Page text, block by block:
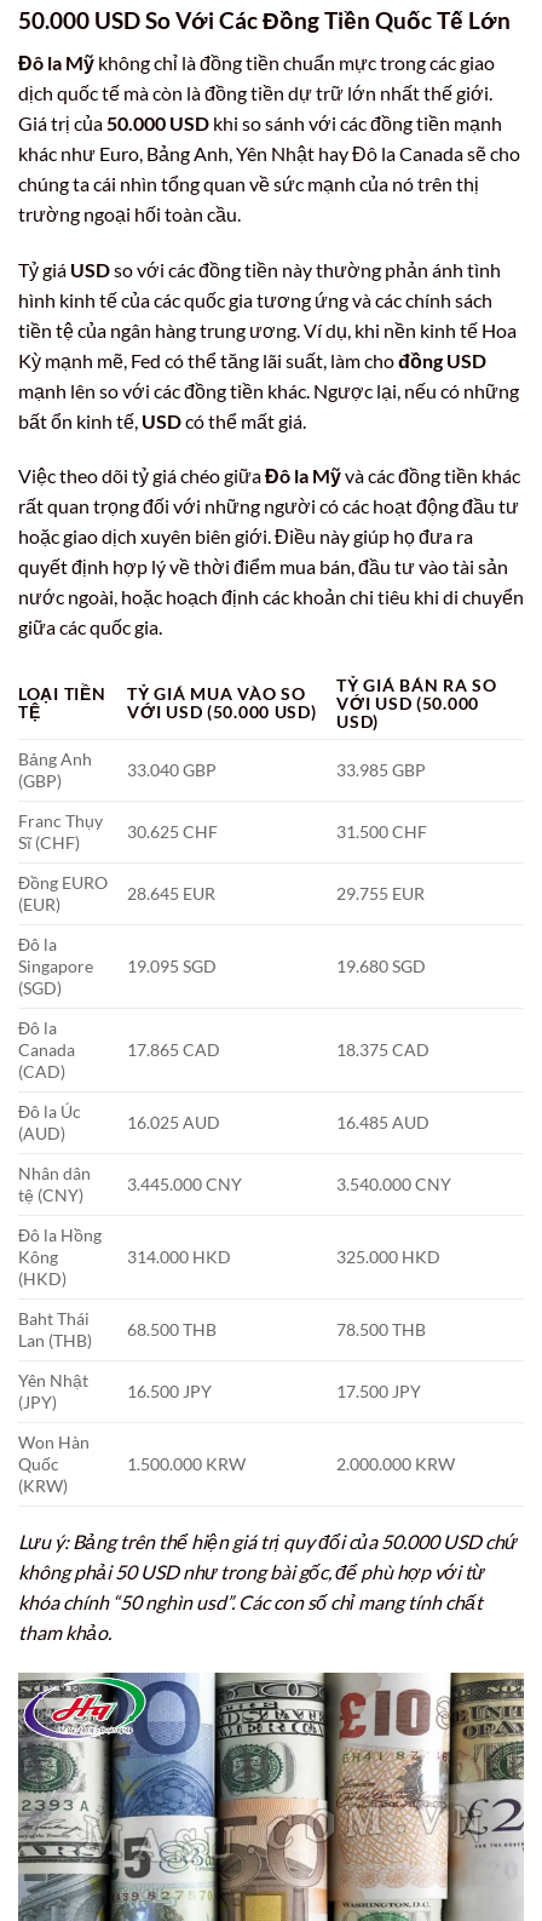
50.000 USD So Với Các Đồng Tiền Quốc Tế Lớn
Đô la Mỹ không chỉ là đồng tiền chuẩn mực trong các giao
dịch quốc tế mà còn là đồng tiền dự trữ lớn nhất thế giới.
Giá trị của50.000 USD khi so sánh với các đồng tiền mạnh
khác như Euro, Bảng Anh, Yên Nhật hay Đô la Canada sẽ cho
chúng ta cái nhìn tổng quan về sức mạnh của nó trên thị
trường ngoại hối toàn cầu.
Tỷ giá USDso với các đồng tiền này thường phản ánh tình
hình kinh tế của các quốc gia tương ứng và các chính sách
tiền tệ của ngân hàng trung ương. Ví dụ, khi nền kinh tế Hoa
Kỳ mạnh mẽ, Fed có thể tăng lãi suất, làm chođồng USD
mạnh lên so với các đồng tiền khác. Ngược lại, nếu có những
bất ổn kinh tế, USDcó thể mất giá.
Việc theo dõi tỷ giá chéo giữaĐô la Mỹvà các đồng tiền khác
rất quan trọng đối với những người có các hoạt động đầu tư
hoặc giao dịch xuyên biên giới. Điều này giúp họ đưa ra
quyết định hợp lý về thời điểm mua bán, đầu tư vào tài sản
nước ngoài, hoặc hoạch định các khoản chi tiêu khi di chuyển
giữa các quốc gia.
LOẠI TIỀN
TỆ
TỶ GIÁ MUA VÀO SO
VỚI USD (50.000 USD)
TỶ GIÁ BÁN RA SO
VỚI USD (50.000
USD)
Bảng Anh
(GBP)
33.040 GBP 33.985 GBP
Franc Thụy
Sĩ (CHF)
30.625 CHF 31.500 CHF
Đồng EURO
(EUR)
28.645 EUR 29.755 EUR
Đô la
Singapore
(SGD)
19.095 SGD 19.680 SGD
Đô la
Canada
(CAD)
17.865 CAD 18.375 CAD
Đô la Úc
(AUD)
16.025 AUD 16.485 AUD
Nhân dân
tệ (CNY)
3.445.000 CNY 3.540.000 CNY
Đô la Hồng
Kông
(HKD)
314.000 HKD 325.000 HKD
Baht Thái
Lan (THB)
68.500 THB 78.500 THB
Yên Nhật
(JPY)
16.500 JPY 17.500 JPY
Won Hàn
Quốc
(KRW)
1.500.000 KRW 2.000.000 KRW
Lưu ý: Bảng trên thể hiện giá trị quy đổi của 50.000 USD chứ
không phải 50 USD như trong bài gốc, để phù hợp với từ
khóa chính “50 nghìn usd”. Các con số chỉ mang tính chất
tham khảo.